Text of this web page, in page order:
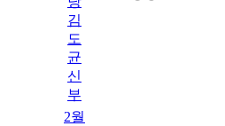
김
도
균
신
부
2월